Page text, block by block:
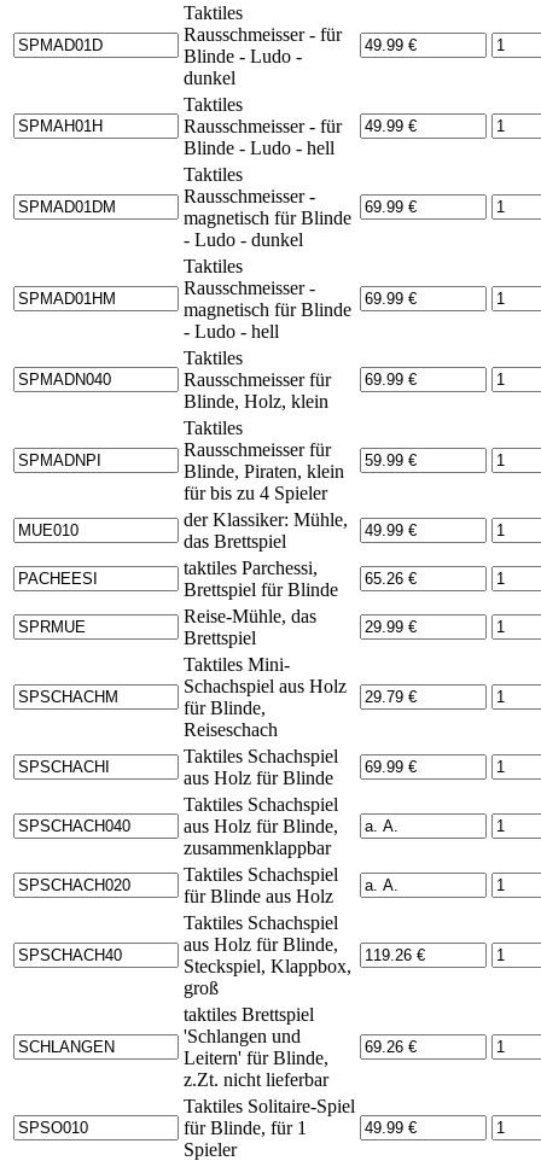
Taktiles
Rausschmeisser - für
Blinde - Ludo -
dunkel
Taktiles
Rausschmeisser - für
Blinde - Ludo - hell
Taktiles
Rausschmeisser -
magnetisch für Blinde
- Ludo - dunkel
Taktiles
Rausschmeisser -
magnetisch für Blinde
- Ludo - hell
Taktiles
Rausschmeisser für
Blinde, Holz, klein
Taktiles
Rausschmeisser für
Blinde, Piraten, klein
für bis zu 4 Spieler
der Klassiker: Mühle,
das Brettspiel
taktiles Parchessi,
Brettspiel für Blinde
Reise-Mühle, das
Brettspiel
Taktiles Mini-
Schachspiel aus Holz
für Blinde,
Reiseschach
Taktiles Schachspiel
aus Holz für Blinde
Taktiles Schachspiel
aus Holz für Blinde,
zusammenklappbar
Taktiles Schachspiel
für Blinde aus Holz
Taktiles Schachspiel
aus Holz für Blinde,
Steckspiel, Klappbox,
groß
taktiles Brettspiel
'Schlangen und
Leitern' für Blinde,
z.Zt. nicht lieferbar
Taktiles Solitaire-Spiel
für Blinde, für 1
Spieler